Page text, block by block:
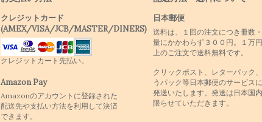
クレジットカード
(AMEX/VISA/JCB/MASTER/DINERS)
クレジットカート先払い。
Amazon Pay
Amazonのアカウントに登録された
配送先や支払い方法を利用して決済
できます。
日本郵便
送料は、１回の注文につき冊数
量にかかわらず３００円。１万
上のご注文で送料無料です。
クリックポスト、レターパック
うパック等日本郵便のサービス
発送いたします。発送は日本国
限らせていただきます。